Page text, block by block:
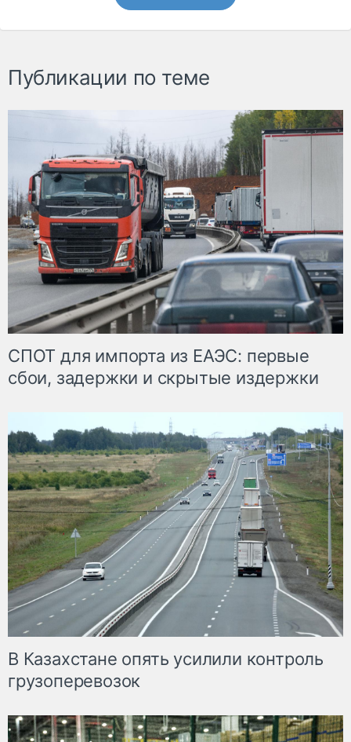
Публикации по теме
СПОТ для импорта из ЕАЭС: первые
сбои, задержки и скрытые издержки
В Казахстане опять усилили контроль
грузоперевозок